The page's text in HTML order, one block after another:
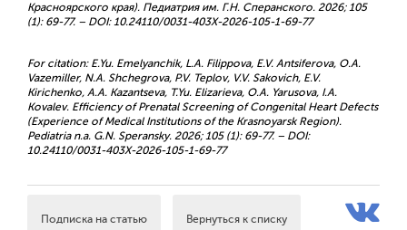
Красноярского края). Педиатрия им. Г.Н. Сперанского. 2026; 105
(1): 69-77. – DOI: 10.24110/0031-403X-2026-105-1-69-77
For citation: E.Yu. Emelyanchik, L.A. Filippova, E.V. Antsiferova, O.A.
Vazemiller, N.A. Shchegrova, P.V. Teplov, V.V. Sakovich, E.V.
Kirichenko, A.A. Kazantseva, T.Yu. Elizarieva, O.A. Yarusova, I.A.
Kovalev. Efficiency of Prenatal Screening of Congenital Heart Defects
(Experience of Medical Institutions of the Krasnoyarsk Region).
Pediatria n.a. G.N. Speransky. 2026; 105 (1): 69-77. – DOI:
10.24110/0031-403X-2026-105-1-69-77
Подписка на статью Вернуться к списку